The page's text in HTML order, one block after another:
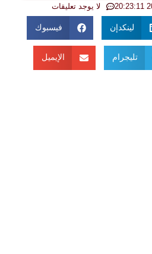
لا يوجد تعليقات
لينكدإن فيسبوك
تليجرام الإيميل